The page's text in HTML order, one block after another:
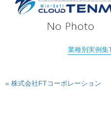
業種別実例集
« 株式会社FTコーポレーション